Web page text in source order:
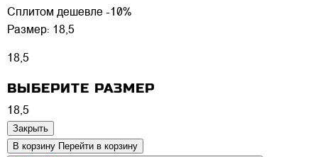
Сплитом дешевле -10%
Размер: 18,5
18,5
ВЫБЕРИТЕ РАЗМЕР
18,5
Закрыть
В корзину Перейти в корзину